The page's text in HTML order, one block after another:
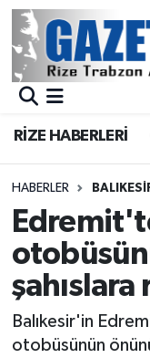
RİZE HABERLERİ
HABERLER
şahıslara
Balıkesir'in
otobüsünün
BÖLGEMİZ
Asayiş
Rize
Bilim
Advertising
Merkez
Merkez
Süper Lig
Tüm
Haber Arşivi